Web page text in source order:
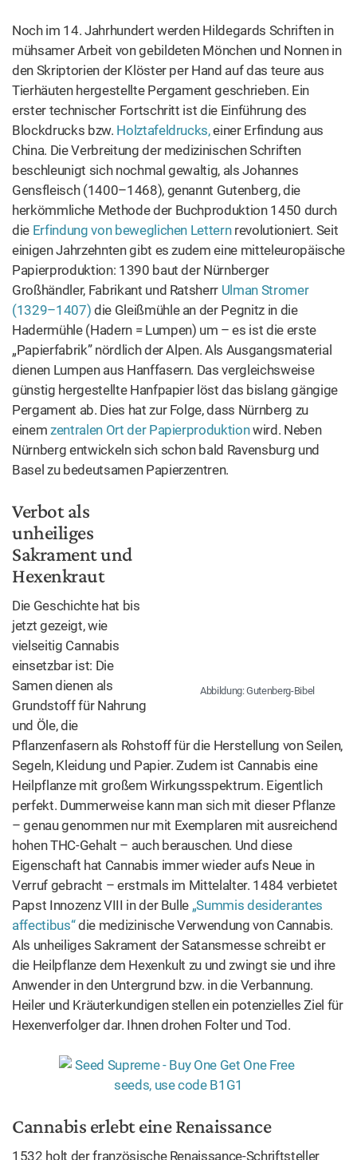
den Skriptorien der Klöster per Hand auf das teure aus
Tierhäuten hergestellte Pergament geschrieben. Ein
erster technischer Fortschritt ist die Einführung des
Blockdrucks bzw.Holztafeldrucks,einer Erfindung aus
China. Die Verbreitung der medizinischen Schriften
beschleunigt sich nochmal gewaltig, als Johannes
Gensfleisch (1400–1468), genannt Gutenberg, die
herkömmliche Methode der Buchproduktion 1450 durch
dieErfindung von beweglichen Letternrevolutioniert.
einigen Jahrzehnten gibt es zudem eine mitteleuropäische
Papierproduktion: 1390 baut der Nürnberger
Großhändler, Fabrikant und RatsherrUlman Stromer
(1329–1407)die Gleißmühle an der Pegnitz in die
Hadermühle (Hadern = Lumpen) um – es ist die erste
„Papierfabrik” nördlich der Alpen. Als Ausgangsmaterial
dienen Lumpen aus Hanffasern. Das vergleichsweise
günstig hergestellte Hanfpapier löst das bislang gängige
Pergament ab. Dies hat zur Folge, dass Nürnberg zu
einemzentralen Ort der Papierproduktionwird. Neben
Nürnberg entwickeln sich schon bald Ravensburg und
Basel zu bedeutsamen Papierzentren.
Verbot als
Sakrament
und Hexenkraut
Die Geschichte hat bis jetzt gezeigt, wie vielseitig
Cannabis einsetzbar ist: Die Samen dienen als Grundstoff
für Nahrung und Öle, die Pflanzenfasern als Rohstoff für
die Herstellung von Seilen, Segeln, Kleidung und Papier.
Zudem ist Cannabis eine Heilpflanze mit großem
Wirkungsspektrum. Eigentlich perfekt. Dummerweise
kann man sich mit dieser Pflanze – genau genommen nur
mit Exemplaren mit ausreichend hohen THC-Gehalt –
auch berauschen. Und diese Eigenschaft hat Cannabis
immer wieder aufs Neue in Verruf gebracht – erstmals im
Mittelalter. 1484 verbietet Papst Innozenz VIII in der Bulle
„Summis desiderantes affectibus“die medizinische
Verwendung von Cannabis. Als unheiliges Sakrament der
Satansmesse schreibt er die Heilpflanze dem Hexenkult
zu und zwingt sie und ihre Anwender in den Untergrund
bzw. in die Verbannung. Heiler und Kräuterkundigen
stellen ein potenzielles Ziel für Hexenverfolger dar. Ihnen
drohen Folter und Tod.
Cannabis erlebt eine Renaissance
1532 holt der französische Renaissance-Schriftsteller
François Rabelais (1494–1553) – er ist zugleich
Benedektinermönch und Arzt – Cannabis im dritten Band
„Gargantua und Pantagruel“
Dunkel der Inquisition. Sicherheitshalber veröffentlicht
Rabelais den Roman, in dem er zugleich Kirche, Staat und
okkulte Mythen verspottet, unter dem Pseudonym